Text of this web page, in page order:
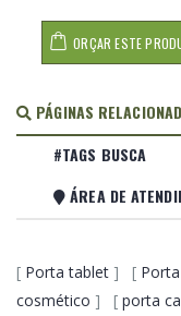
ORÇAR ESTE
PÁGINAS
#TAGS BUSCA
ÁREA DE
[ Porta tablet ] [
cosmético ] [ porta